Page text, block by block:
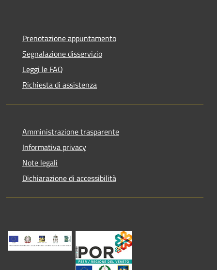
Prenotazione appuntamento
Segnalazione disservizio
Leggi le FAQ
Richiesta di assistenza
Amministrazione trasparente
Informativa privacy
Note legali
Dichiarazione di accessibilità